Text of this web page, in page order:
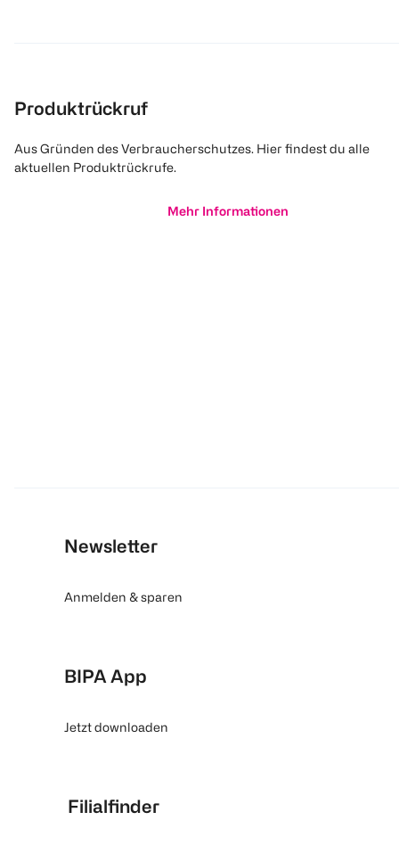
Produktrückruf
Aus Gründen des Verbraucherschutzes. Hier findest du alle
aktuellen Produktrückrufe.
Mehr Informationen
Newsletter
Anmelden & sparen
BIPA App
Jetzt downloaden
Filialfinder